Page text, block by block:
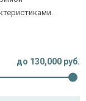
до 130,000 руб.